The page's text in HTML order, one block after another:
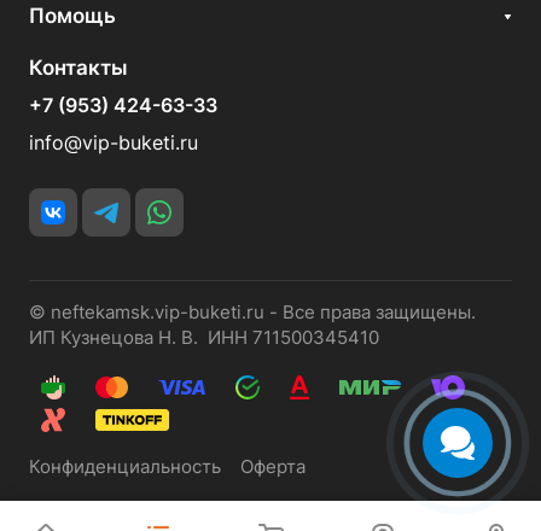
Помощь
Контакты
+7 (953) 424-63-33
info@vip-buketi.ru
© neftekamsk.vip-buketi.ru - Все права защищены.
ИП Кузнецова Н. В. ИНН 711500345410
Конфиденциальность Оферта